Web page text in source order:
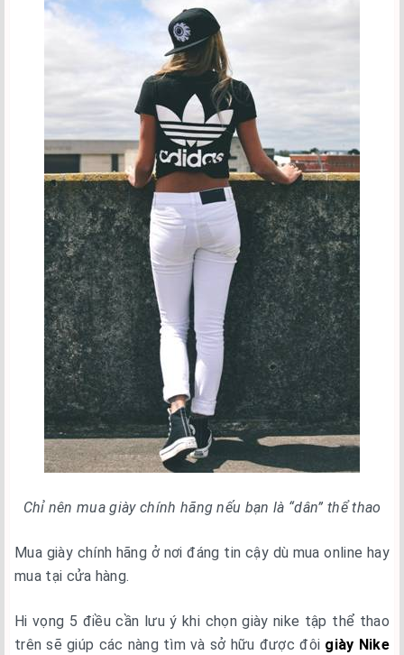
Chỉ nên mua giày chính hãng nếu bạn là “dân” thể thao
Mua giày chính hãng ở nơi đáng tin cậy dù mua online hay
mua tại cửa hàng.
Hi vọng 5 điều cần lưu ý khi chọn giày nike tập thể thao
trên sẽ giúp các nàng tìm và sở hữu được đôi giày Nike